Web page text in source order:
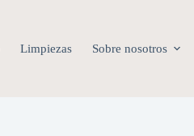
Limpiezas Sobre nosotros